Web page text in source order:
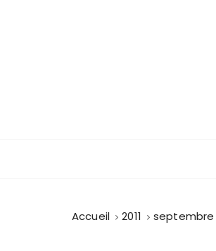
Accueil 2011 septembre